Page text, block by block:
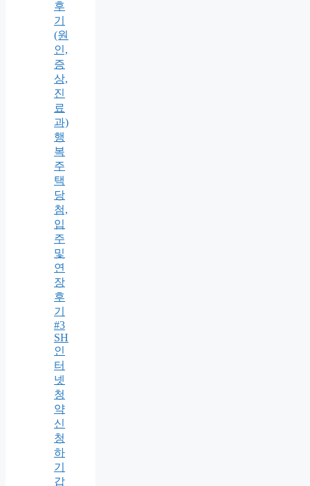
후
기
(원
인,
증
상,
진
료
과)
행
복
주
택
당
첨,
입
주
및
연
장
후
기
#3
SH
인
터
넷
청
약
신
청
하
기
갑